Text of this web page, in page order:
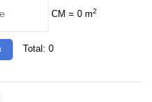
CM = 0 m2
Total: 0